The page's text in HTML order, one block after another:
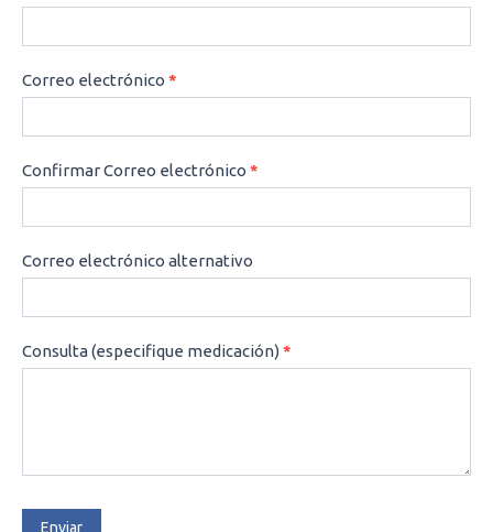
Correo electrónico *
Confirmar Correo electrónico *
Correo electrónico alternativo
Consulta (especifique medicación)*
Enviar